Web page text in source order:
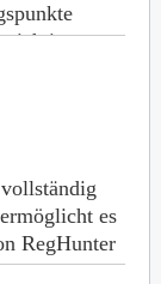
wichtig.
Installer von
des PCs,
kann.
die
es
RegHunter
Sie